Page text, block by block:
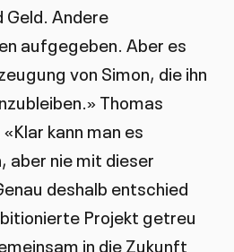
Geld. Andere
aufgegeben. Aber es
von Simon, die ihn
Thomas
kann man es
aber nie mit dieser
deshalb entschied
Projekt getreu
in die Zukunft